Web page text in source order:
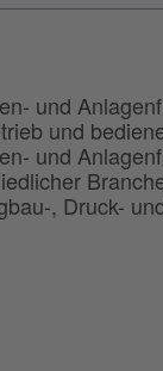
und
und
und
, Druck-